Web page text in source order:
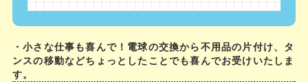
・小さな仕事も喜んで！電球の交換から不用品の片付け、タ
ンスの移動などちょっとしたことでも喜んでお受けいたしま
す。